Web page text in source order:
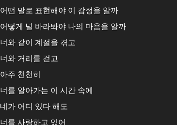
어떤 말로 표현해야 이 감정을 알까
어떻게 널 바라봐야 나의 마음을 알까
너와 같이 계절을 겪고
너와 거리를 걷고
아주 천천히
너를 알아가는 이 시간 속에
네가 어디 있다 해도
너를 사랑하고 있어